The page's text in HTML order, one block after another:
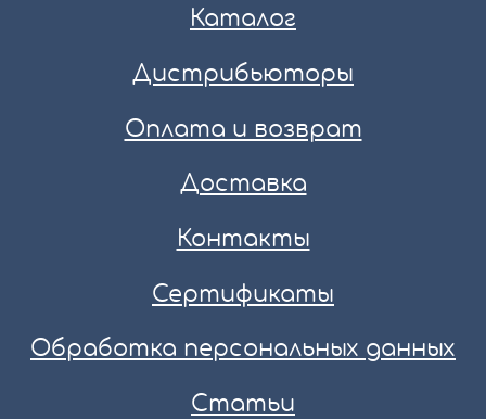
Каталог
Дистрибьюторы
Оплата и возврат
Доставка
Контакты
Сертификаты
Обработка персональных данных
Статьи